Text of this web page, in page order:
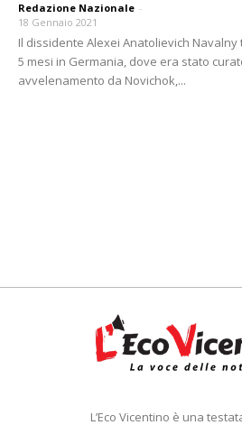
Redazione Nazionale -
18 Gennaio 2021
Il dissidente Alexei Anatolievich
5 mesi in Germania, dove era stato
avvelenamento da Novichok,...
L’Eco Vicentino è una